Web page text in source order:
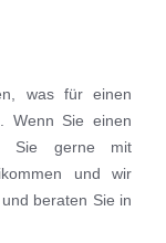
was für einen
Wenn Sie einen
Sie gerne mit
und wir
beraten Sie in